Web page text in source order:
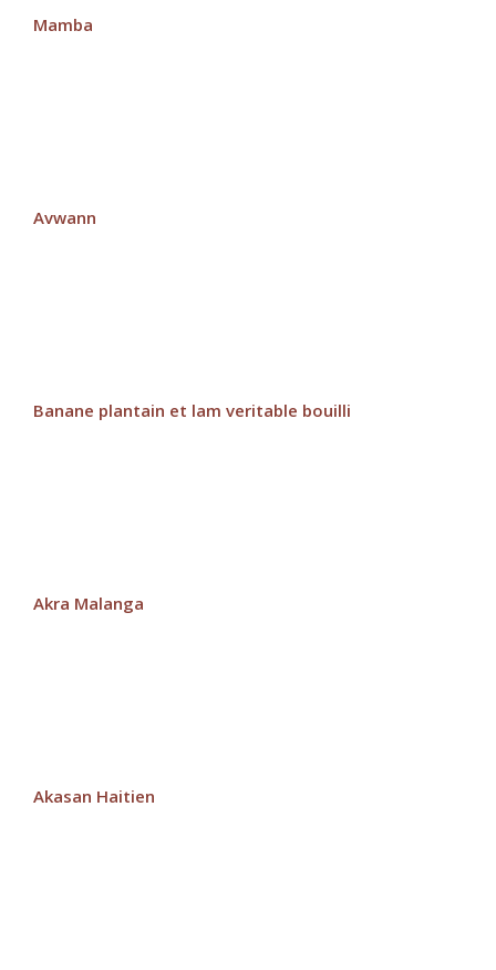
Mamba
Avwann
Banane plantain et lam veritable bouilli
Akra Malanga
Akasan Haitien